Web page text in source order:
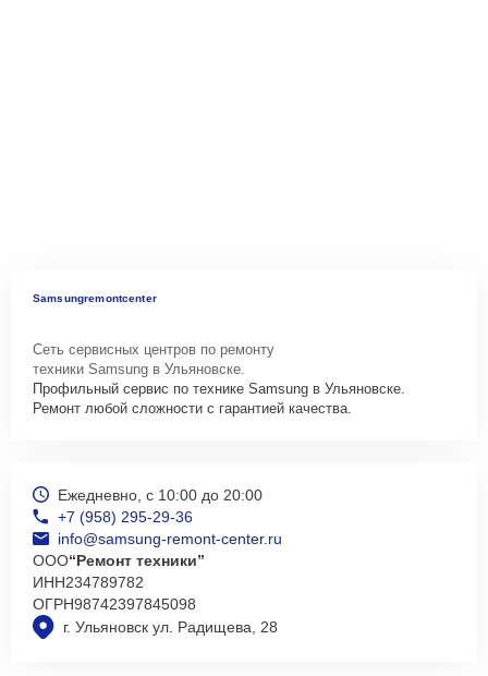
Samsungremontcenter
Сеть сервисных центров по ремонту
техники Samsung в Ульяновске.
Профильный сервис по технике Samsung в Ульяновске.
Ремонт любой сложности с гарантией качества.
г. Ульяновск ул. Радищева, 28
Ежедневно, с 10:00 до 20:00
+7 (958) 295-29-36
info@samsung-remont-center.ru
ООО“Ремонт техники”
ИНН234789782
ОГРН98742397845098